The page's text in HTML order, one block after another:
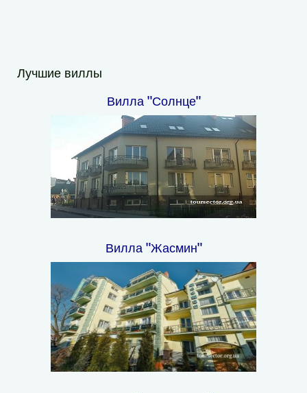
Лучшие виллы
Вилла "Солнце"
Вилла "Жасмин"